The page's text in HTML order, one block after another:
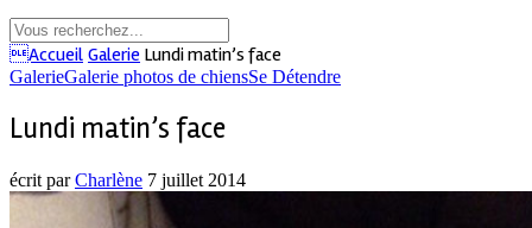
Accueil Galerie Lundi matin’s face
GalerieGalerie photos de chiensSe Détendre
Lundi matin’s face
écrit parCharlène 7 juillet 2014